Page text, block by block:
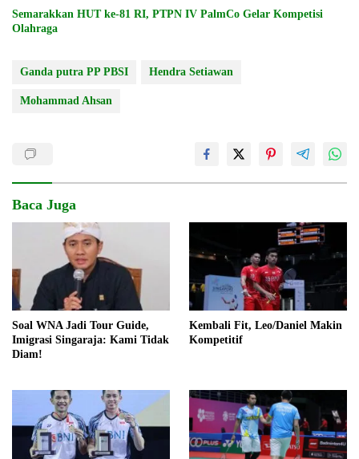
Semarakkan HUT ke-81 RI, PTPN IV PalmCo Gelar Kompetisi
Olahraga
Ganda putra PP PBSI Hendra Setiawan
Mohammad Ahsan
Baca Juga
Soal WNA Jadi Tour Guide,
Imigrasi Singaraja: Kami Tidak
Diam!
Kembali Fit, Leo/Daniel Makin
Kompetitif